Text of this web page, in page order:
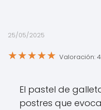
25/05/2025
★★★★★ Valoración:
El pastel de
postres que